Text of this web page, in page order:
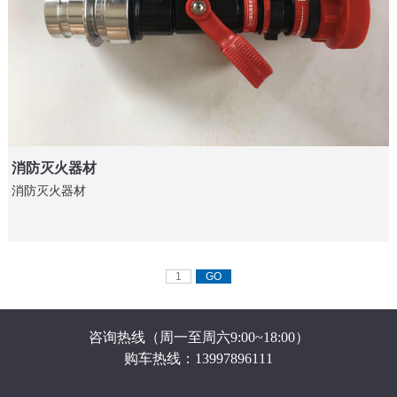
消防灭火器材
消防灭火器材
咨询热线（周一至周六9:00~18:00）
购车热线：13997896111